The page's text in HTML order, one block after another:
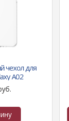
чехол для
A02